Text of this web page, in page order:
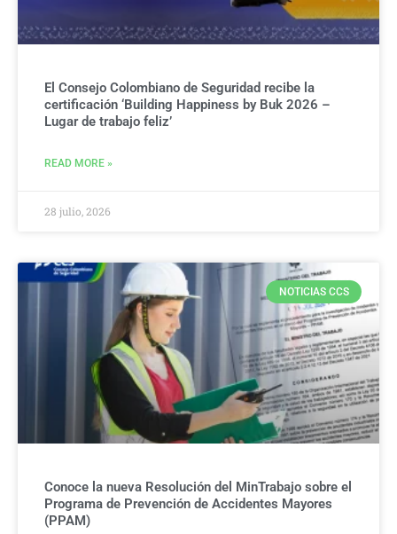
El Consejo Colombiano de Seguridad recibe la
certificación ‘Building Happiness by Buk 2026 –
Lugar de trabajo feliz’
READ MORE »
28 julio, 2026
NOTICIAS CCS
Conoce la nueva Resolución del MinTrabajo sobre el
Programa de Prevención de Accidentes Mayores
(PPAM)